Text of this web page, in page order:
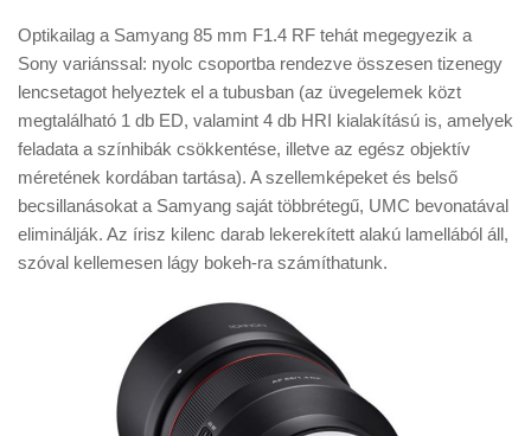
Optikailag a Samyang 85 mm F1.4 RF tehát megegyezik a
Sony variánssal: nyolc csoportba rendezve összesen tizenegy
lencsetagot helyeztek el a tubusban (az üvegelemek közt
megtalálható 1 db ED, valamint 4 db HRI kialakítású is, amelyek
feladata a színhibák csökkentése, illetve az egész objektív
méretének kordában tartása). A szellemképeket és belső
becsillanásokat a Samyang saját többrétegű, UMC bevonatával
eliminálják. Az írisz kilenc darab lekerekített alakú lamellából áll,
szóval kellemesen lágy bokeh-ra számíthatunk.